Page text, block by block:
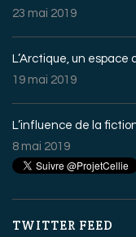
23 mai 2019
L’Arctique, un
19 mai 2019
L’influence de la
8 mai 2019
TWITTER FEED